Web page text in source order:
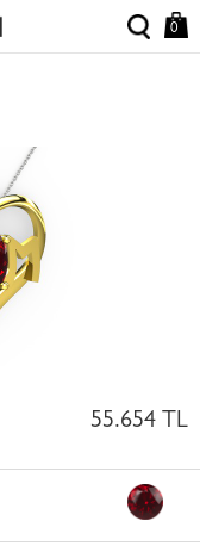
0
55.654 TL